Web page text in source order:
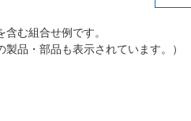
む組合せ例です。
製品・部品も表示されています。）